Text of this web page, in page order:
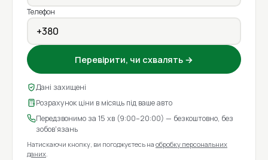
Телефон
Перевірити, чи схвалять →
Дані захищені
Розрахунок ціни в місяць під ваше авто
Передзвонимо за 15 хв (9:00–20:00) — безкоштовно, без
зобов'язань
Натискаючи кнопку, ви погоджуєтесь на обробку персональних
даних.